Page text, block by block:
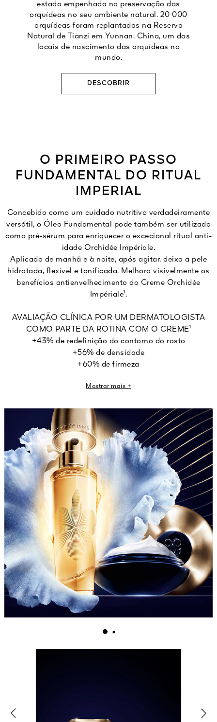
estado empenhada na preservação das
orquídeas no seu ambiente natural. 20 000
orquídeas foram replantadas na Reserva
Natural de Tianzi em Yunnan, China, um dos
locais de nascimento das orquídeas no
mundo.
DESCOBRIR
O PRIMEIRO PASSO
FUNDAMENTAL DO RITUAL
IMPERIAL
Concebido como um cuidado nutritivo verdadeiramente
versátil, o Óleo Fundamental pode também ser utilizado
como pré-sérum para enriquecer o excecional ritual anti-
idade Orchidée Impériale.
Aplicado de manhã e à noite, após agitar, deixa a pele
hidratada, flexível e tonificada. Melhora visivelmente os
benefícios antienvelhecimento do Creme Orchidée
Impériale¹.
AVALIAÇÃO CLÍNICA POR UM DERMATOLOGISTA
COMO PARTE DA ROTINA COM O CREME¹
+43% de redefinição do contorno do rosto
+56% de densidade
+60% de firmeza
Mostrar mais +